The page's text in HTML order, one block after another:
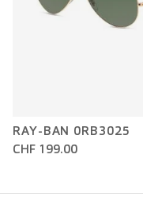
RAY-BAN 0RB3025
CHF 199.00